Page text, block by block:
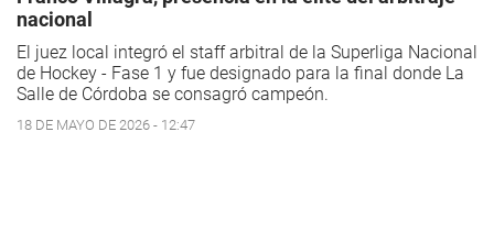
nacional
El juez local integró el staff arbitral de la Superliga Nacional
de Hockey - Fase 1 y fue designado para la final donde La
Salle de Córdoba se consagró campeón.
18 DE MAYO DE 2026 - 12:47